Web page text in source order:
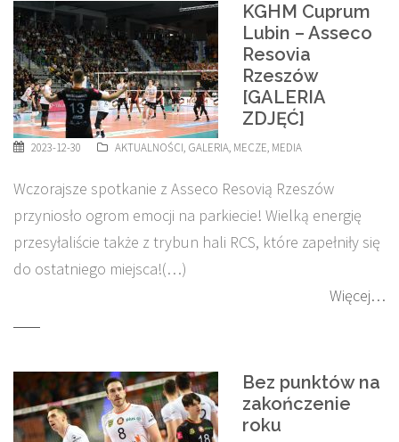
KGHM Cuprum
Lubin – Asseco
Resovia
Rzeszów
[GALERIA
ZDJĘĆ]
2023-12-30 AKTUALNOŚCI, GALERIA, MECZE, MEDIA
Wczorajsze spotkanie z Asseco Resovią Rzeszów
przyniosło ogrom emocji na parkiecie! Wielką energię
przesyłaliście także z trybun hali RCS, które zapełniły się
do ostatniego miejsca!(…)
Więcej…
Bez punktów na
zakończenie
roku